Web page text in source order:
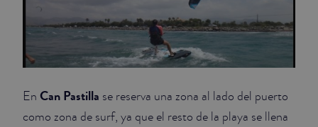
En Can Pastilla se reserva una zona al lado del puerto
como zona de surf, ya que el resto de la playa se llena